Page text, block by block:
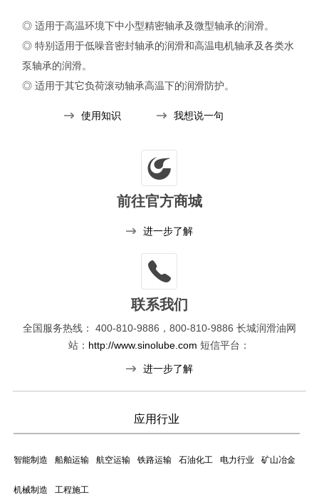
◎ 适用于高温环境下中小型精密轴承及微型轴承的润滑。
◎ 特别适用于低噪音密封轴承的润滑和高温电机轴承及各类水
泵轴承的润滑。
◎ 适用于其它负荷滚动轴承高温下的润滑防护。
使用知识
我想说一句
前往官方商城
进一步了解
联系我们
全国服务热线： 400-810-9886，800-810-9886 长城润滑油网
站： http://www.sinolube.com 短信平台：
进一步了解
应用行业
智能制造 船舶运输 航空运输 铁路运输 石油化工 电力行业 矿山冶金
机械制造 工程施工